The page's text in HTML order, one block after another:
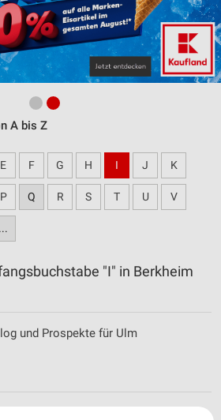
A bis Z
E F G H I J K
P Q R S T U V
...
"I" in Berkheim
und Prospekte für Ulm